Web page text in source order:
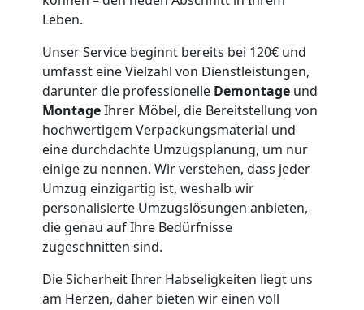
Leben.
Unser Service beginnt bereits bei 120€ und
umfasst eine Vielzahl von Dienstleistungen,
darunter die professionelle Demontage und
MontageIhrer Möbel, die Bereitstellung von
hochwertigem Verpackungsmaterial und
eine durchdachte Umzugsplanung, um nur
einige zu nennen. Wir verstehen, dass jeder
Umzug einzigartig ist, weshalb wir
personalisierte Umzugslösungen anbieten,
die genau auf Ihre Bedürfnisse
zugeschnitten sind.
Die Sicherheit Ihrer Habseligkeiten liegt uns
am Herzen, daher bieten wir einen voll
Wolfsberg
Kleintransport
Wolfsberg
Möbelmontage
Wolfsberg
Möbeltransport